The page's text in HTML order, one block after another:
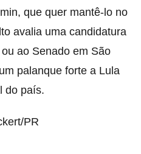
que quer mantê-lo no
avalia uma candidatura
ao Senado em São
palanque forte a Lula
do país.
PR